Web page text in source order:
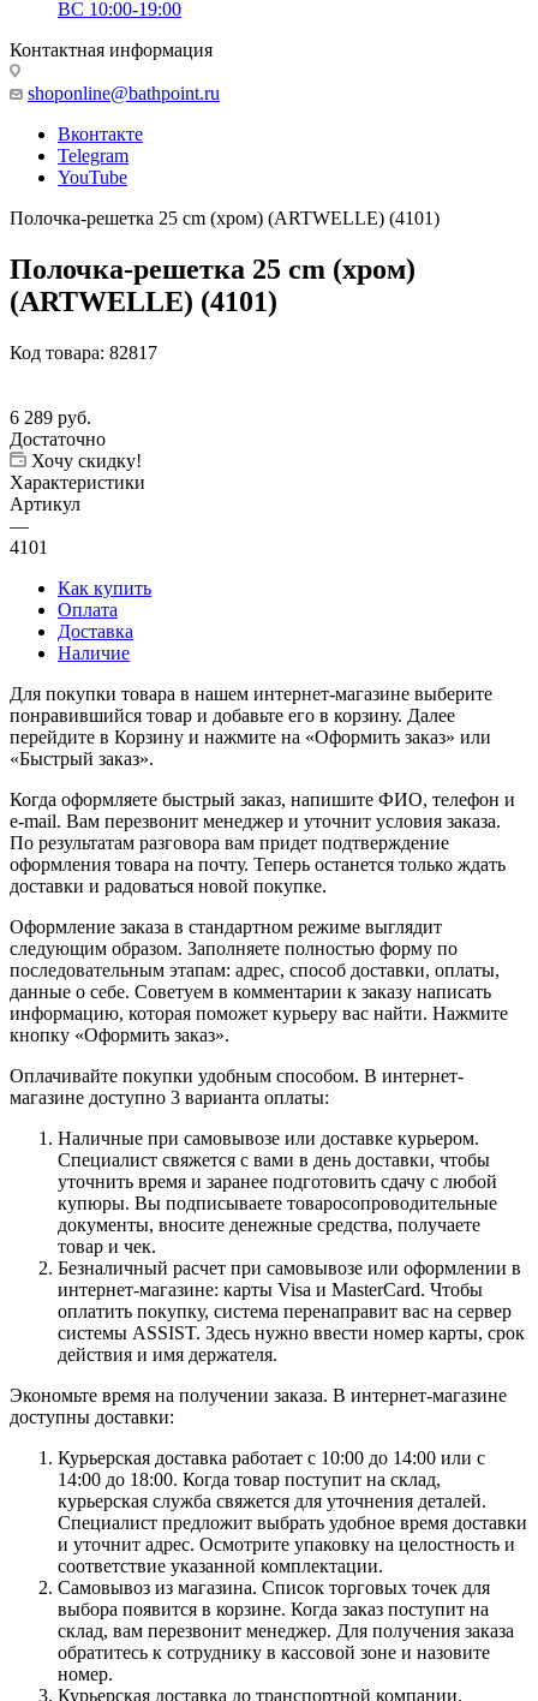
ВС 10:00-19:00
Контактная информация
shoponline@bathpoint.ru
Вконтакте
Telegram
YouTube
Полочка-решетка 25 cm (хром) (ARTWELLE) (4101)
Полочка-решетка 25 cm (хром)
(ARTWELLE) (4101)
Код товара: 82817
6 289 руб.
Достаточно
Хочу скидку!
Характеристики
Артикул
—
4101
Как купить
Оплата
Доставка
Наличие
Для покупки товара в нашем интернет-магазине выберите
понравившийся товар и добавьте его в корзину. Далее
перейдите в Корзину и нажмите на «Оформить заказ» или
«Быстрый заказ».
Когда оформляете быстрый заказ, напишите ФИО, телефон и
e-mail. Вам перезвонит менеджер и уточнит условия заказа.
По результатам разговора вам придет подтверждение
оформления товара на почту. Теперь останется только ждать
доставки и радоваться новой покупке.
Оформление заказа в стандартном режиме выглядит
следующим образом. Заполняете полностью форму по
последовательным этапам: адрес, способ доставки, оплаты,
данные о себе. Советуем в комментарии к заказу написать
информацию, которая поможет курьеру вас найти. Нажмите
кнопку «Оформить заказ».
Оплачивайте покупки удобным способом. В интернет-
магазине доступно 3 варианта оплаты:
Наличные при самовывозе или доставке курьером.
Специалист свяжется с вами в день доставки, чтобы
уточнить время и заранее подготовить сдачу с любой
купюры. Вы подписываете товаросопроводительные
документы, вносите денежные средства, получаете
товар и чек.
Безналичный расчет при самовывозе или оформлении в
интернет-магазине: карты Visa и MasterCard. Чтобы
оплатить покупку, система перенаправит вас на сервер
системы ASSIST. Здесь нужно ввести номер карты, срок
действия и имя держателя.
Экономьте время на получении заказа. В интернет-магазине
доступны доставки:
Курьерская доставка работает с 10:00 до 14:00 или с
14:00 до 18:00. Когда товар поступит на склад,
курьерская служба свяжется для уточнения деталей.
Специалист предложит выбрать удобное время доставки
и уточнит адрес. Осмотрите упаковку на целостность и
соответствие указанной комплектации.
Самовывоз из магазина. Список торговых точек для
выбора появится в корзине. Когда заказ поступит на
склад, вам перезвонит менеджер. Для получения заказа
обратитесь к сотруднику в кассовой зоне и назовите
номер.
Курьерская доставка до транспортной компании.